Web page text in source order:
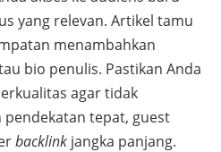
yang relevan. Artikel tamu
menambahkan
bio penulis. Pastikan Anda
agar tidak
pendekatan tepat, guest
backlink jangka panjang.